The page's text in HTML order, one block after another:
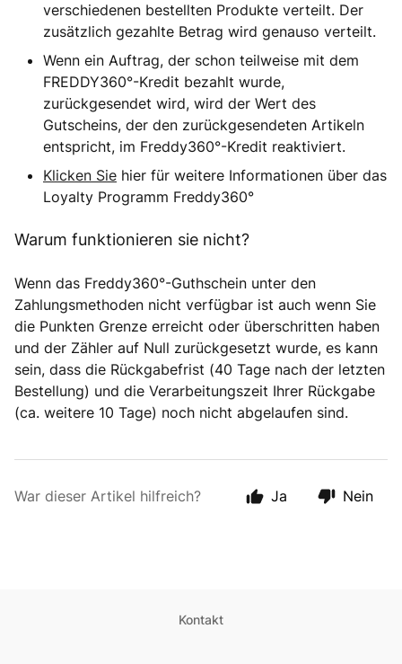
verschiedenen bestellten Produkte verteilt. Der
zusätzlich gezahlte Betrag wird genauso verteilt.
Wenn ein Auftrag, der schon teilweise mit dem
FREDDY360°-Kredit bezahlt wurde,
zurückgesendet wird, wird der Wert des
Gutscheins, der den zurückgesendeten Artikeln
entspricht, im Freddy360°-Kredit reaktiviert.
Klicken Sie hier für weitere Informationen über das
Loyalty Programm Freddy360°
Warum funktionieren sie nicht?
Wenn das Freddy360°-Guthschein unter den
Zahlungsmethoden nicht verfügbar ist auch wenn Sie
die Punkten Grenze erreicht oder überschritten haben
und der Zähler auf Null zurückgesetzt wurde, es kann
sein, dass die Rückgabefrist (40 Tage nach der letzten
Bestellung) und die Verarbeitungszeit Ihrer Rückgabe
(ca. weitere 10 Tage) noch nicht abgelaufen sind.
War dieser Artikel hilfreich? Ja Nein
Kontakt